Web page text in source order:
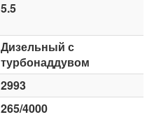
5.5
Дизельный с
турбонаддувом
2993
265/4000